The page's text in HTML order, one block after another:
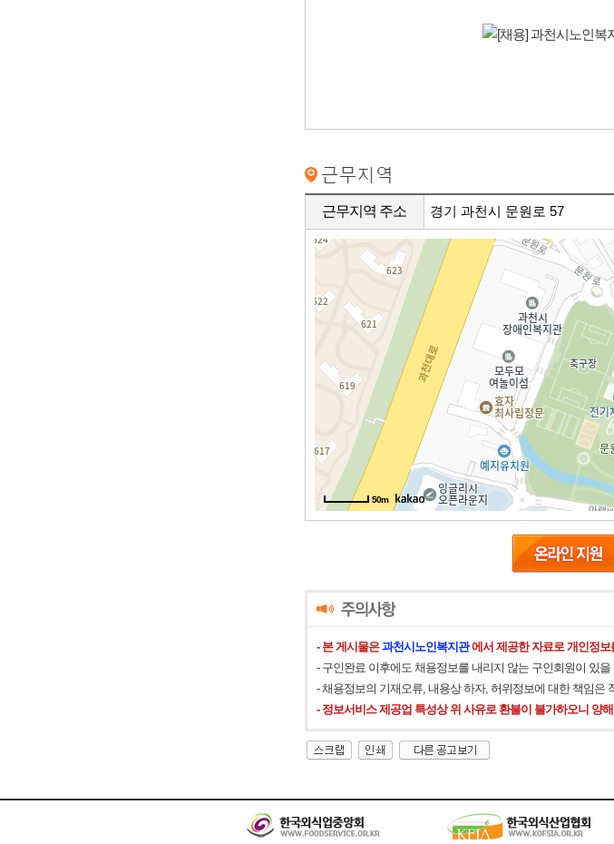
근무지역 주소 경기 과천시 문원로 57
50m
50m
- 본 게시물은과천시노인복지관에서 제공한 자료로 개인정보
- 구인완료 이후에도 채용정보를 내리지 않는 구인회원이 있을
- 채용정보의 기재오류, 내용상 하자, 허위정보에 대한 책임은
- 정보서비스 제공업 특성상 위 사유로 환불이 불가하오니 양